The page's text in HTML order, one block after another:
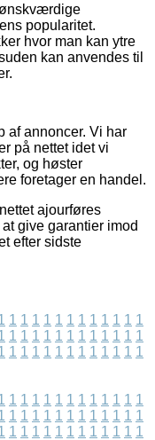
popularitet.
hvor man kan ytre
kan anvendes til
af annoncer. Vi har
på nettet idet vi
og høster
foretager en handel.
ajourføres
give garantier imod
efter sidste
1 1 1 1 1 1 1 1 1 1 1 1
1 1 1 1 1 1 1 1 1 1 1 1
1 1 1 1 1 1 1 1 1 1 1 1
1 1 1 1 1 1 1 1 1 1 1 1
1 1 1 1 1 1 1 1 1 1 1 1
1 1 1 1 1 1 1 1 1 1 1 1